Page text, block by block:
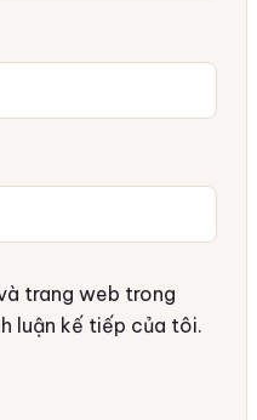
trang web trong
luận kế tiếp của tôi.